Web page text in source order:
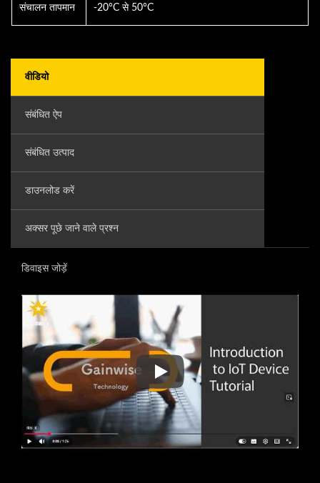
संचालन तापमान -20°C से 50°C
वीडियो
संबंधित ऐप
संबंधित उत्पाद
डाउनलोड करें
अक्सर पूछे जाने वाले प्रश्न
डिवाइस जोड़ें
डिवाइस जोड़ें